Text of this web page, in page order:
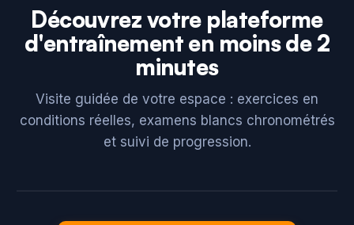
Découvrez votre plateforme
d'entraînement en moins de 2
minutes
Visite guidée de votre espace : exercices en
conditions réelles, examens blancs chronométrés
et suivi de progression.